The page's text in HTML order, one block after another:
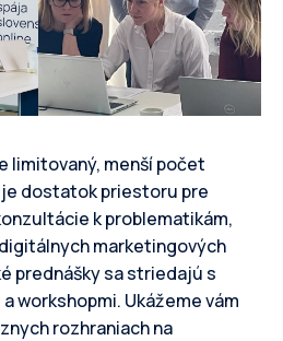
limitovaný, menší počet
dostatok priestoru pre
k problematikám,
marketingových
prednášky sa striedajú s
workshopmi. Ukážeme vám
rozhraniach na